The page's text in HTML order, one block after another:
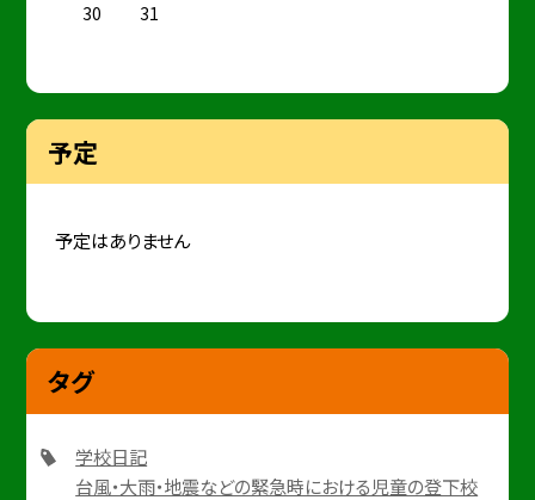
30
31
予定
予定はありません
タグ
学校日記
台風・大雨・地震などの緊急時における児童の登下校